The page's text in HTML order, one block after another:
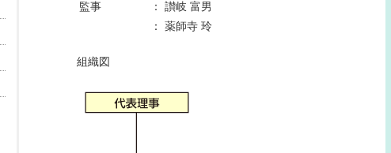
監事
：
讃岐 富男
：
薬師寺 玲
組織図